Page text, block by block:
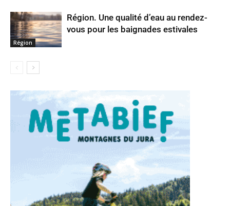
Région
Région. Une qualité d’eau au rendez-
vous pour les baignades estivales